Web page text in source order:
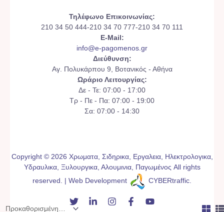
Τηλέφωνο Επικοινωνίας:
210 34 50 444-210 34 70 777-210 34 70 111
E-Mail:
info@e-pagomenos.gr
Διεύθυνση:
Αγ. Πολυκάρπου 9, Βοτανικός - Αθήνα
Ωράριο Λειτουργίας:
Δε - Τε: 07:00 - 17:00
Τρ - Πε - Πα: 07:00 - 19:00
Σα: 07:00 - 14:30
Copyright © 2026 Χρωματα, Σιδηρικα, Εργαλεια, Ηλεκτρολογικα,
Υδραυλικα, Ξυλουργικα, Αλουμινια, Παγωμένος All rights
reserved. | Web Development
CYBERtraffic.